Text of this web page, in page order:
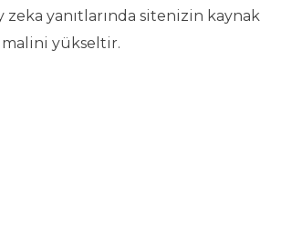
zeka yanıtlarında sitenizin kaynak
yükseltir.